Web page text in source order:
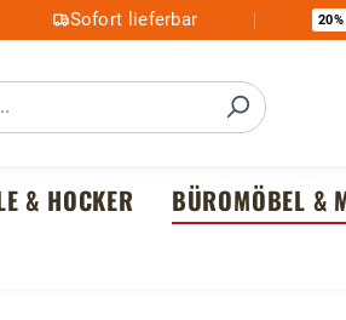
Sofort lieferbar 20%
& HOCKER BÜROMÖBEL &